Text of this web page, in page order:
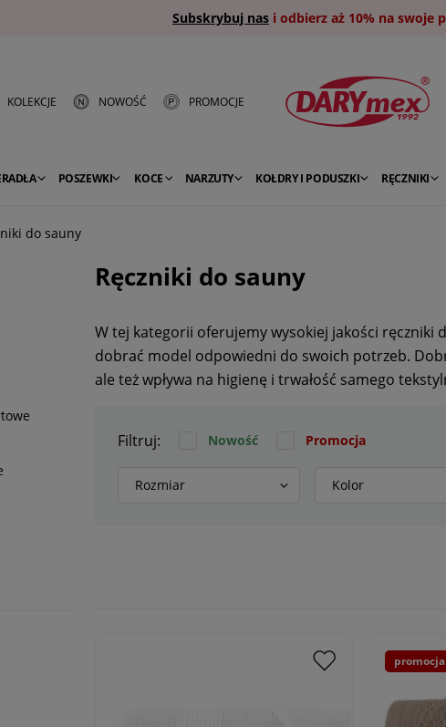
Subskrybuj nas i odbierz aż 10% na swoje
KOLEKCJE NOWOŚĆ
PROMOCJE
POSZEWKI KOCE NARZUTY KOŁDRY I PODUSZKI RĘCZNIKI
do sauny
Ręczniki do sauny
W tej kategorii oferujemy wysokiej jakości ręczniki
dobrać model odpowiedni do swoich potrzeb.
ale też wpływa na higienę i trwałość samego
Filtruj: Nowość Promocja
Rozmiar Kolor
promocja